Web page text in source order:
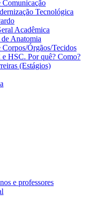
Tecnológica
Acadêmica
Anatomia
Corpos/Órgãos/Tecidos
HSC. Por quê? Como?
(Estágios)
e professores